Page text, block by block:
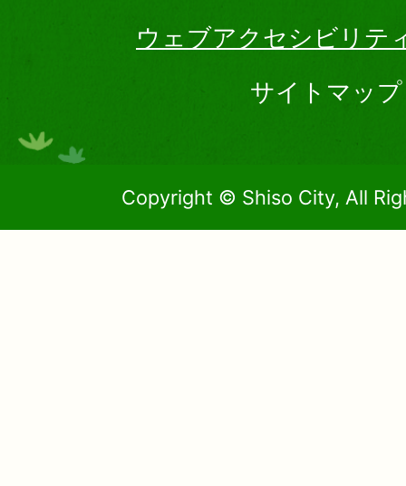
ウェブアクセシビリテ
サイトマップ
Copyright © Shiso City, All